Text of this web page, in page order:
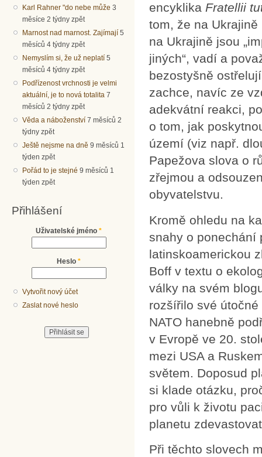
Karl Rahner "do nebe může 3
měsíce 2 týdny zpět
Marnost nad marnost. Zajímají 5
měsíců 4 týdny zpět
Nemyslím si, že už neplatí 5
měsíců 4 týdny zpět
Podřízenost vrchnosti je velmi
aktuální, je to nová totalita 7
měsíců 2 týdny zpět
Věda a náboženství 7 měsíců 2
týdny zpět
Ještě nejsme na dně 9 měsíců 1
týden zpět
Pořád to je stejné 9 měsíců 1
týden zpět
Přihlášení
Uživatelské jméno *
Heslo *
Vytvořit nový účet
Zaslat nové heslo
encyklika Fratellii
tom, že na
na Ukrajině jsou
jiných“, vadí a
bezostyšně
zachce, navíc ze
adekvátní reakci,
o tom, jak
území (viz např.
Papežova slova o
zřejmou a
obyvatelstvu.
Kromě ohledu na
snahy o ponechání
latinskoamerickou
Boff v textu o
války na svém
rozšířilo své
NATO hanebně
v Evropě ve 20.
mezi USA a
světem. Doposud
si klade otázku,
pro vůli k životu
planetu
Při těchto slovech